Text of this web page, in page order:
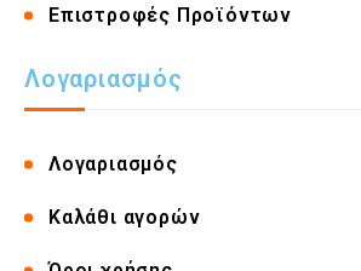
Επιστροφές Προϊόντων
Λογαριασμός
Λογαριασμός
Καλάθι αγορών